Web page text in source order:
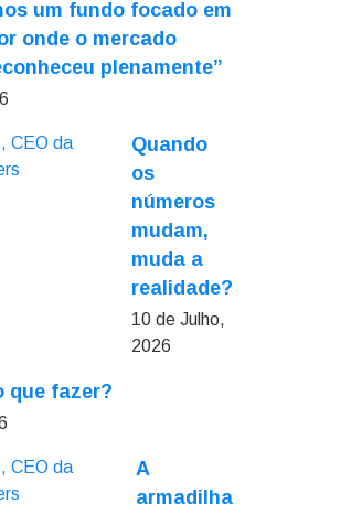
um fundo focado em
onde o mercado
plenamente”
Quando
os
números
mudam,
muda a
realidade?
10 de Julho,
2026
que fazer?
A
armadilha